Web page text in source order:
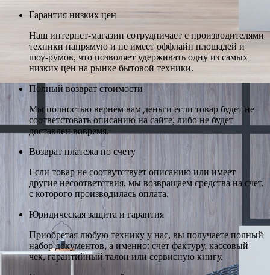
Гарантия низких цен
Наш интернет-магазин сотрудничает с производителями
техники напрямую и не имеет оффлайн площадей и
шоу-румов, что позволяет удерживать одну из самых
низких цен на рынке бытовой техники.
Полный возврат стоимости
Мы полностью вернем вам деньги если товар будет не
соответстовать описанию на сайте, либо не будет
доставлен вовремя.
Возврат платежа по счету
Если товар не соотвутствует описанию или имеет
другие несоответствия, мы возвращаем средства на счет,
с которого производилась оплата.
Юридическая защита и гарантия
Приобретая любую технику у нас, вы получаете полный
набор документов, а именно: счет фактуру, кассовый
чек, гарантийный талон или сервисную книгу.